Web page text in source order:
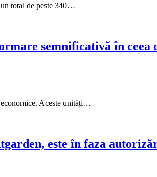
total de peste 340…
semnificativă în ceea
economice. Aceste unități…
este în faza